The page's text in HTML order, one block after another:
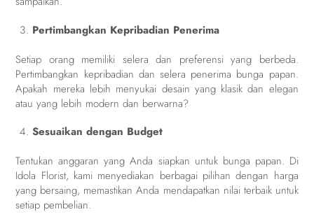
Pertimbangkan Kepribadian Penerima
Setiap orang memiliki selera dan preferensi yang berbeda.
Pertimbangkan kepribadian dan selera penerima bunga papan.
Apakah mereka lebih menyukai desain yang klasik dan elegan
atau yang lebih modern dan berwarna?
Sesuaikan dengan Budget
Tentukan anggaran yang Anda siapkan untuk bunga papan. Di
Idola Florist, kami menyediakan berbagai pilihan dengan harga
yang bersaing, memastikan Anda mendapatkan nilai terbaik untuk
setiap pembelian.